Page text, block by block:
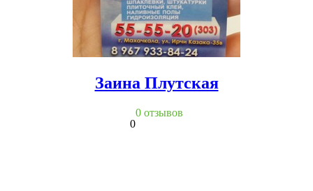
Заина Плутская
0
0 отзывов